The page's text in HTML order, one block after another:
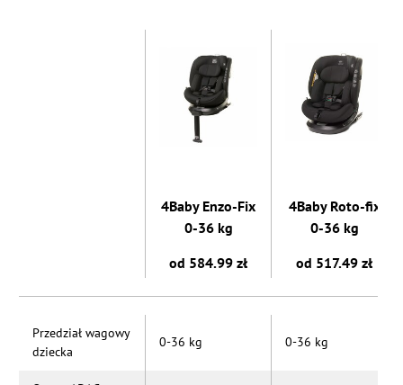
4Baby Enzo-Fix
0-36 kg
4Baby Roto-fix
0-36 kg
od 584.99 zł
od 517.49 zł
Przedział wagowy
dziecka
0-36 kg 0-36 kg